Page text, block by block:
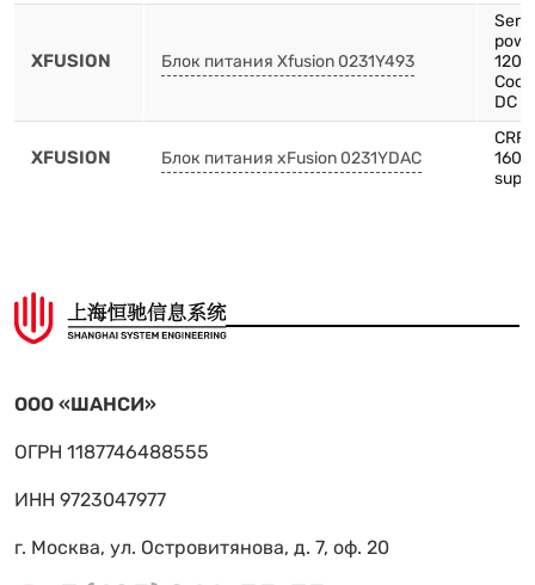
XFUSION Блок питания Xfusion 0231Y493
DC
XFUSION Блок питания xFusion 0231YDAC
ООО «ШАНСИ»
ОГРН 1187746488555
ИНН 9723047977
г. Москва, ул. Островитянова, д. 7, оф. 20